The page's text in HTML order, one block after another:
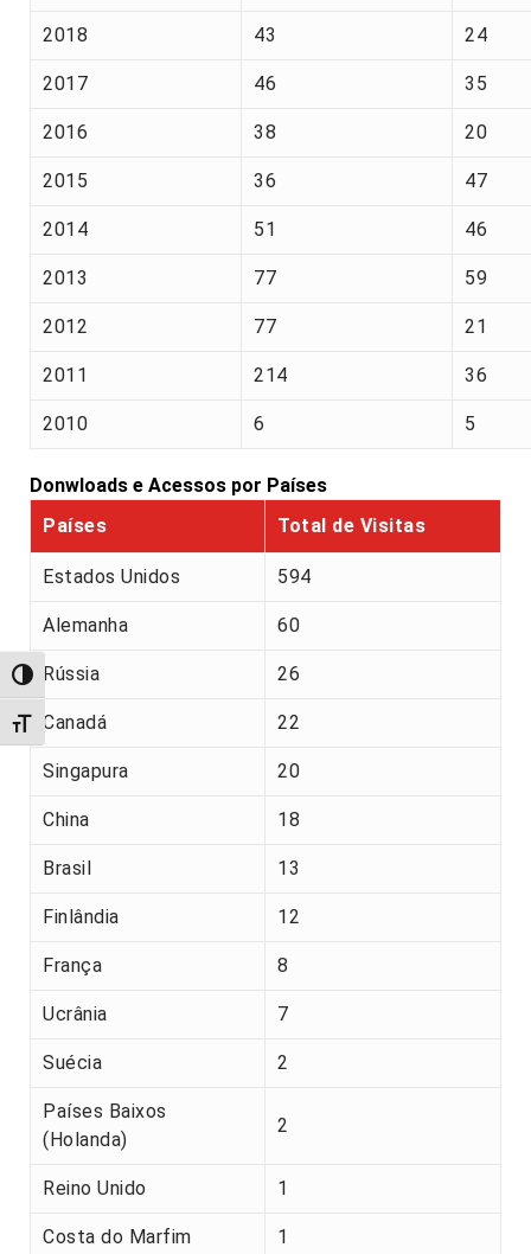
Alternar alto contraste
Alternar tamanho da fonte
2018 43 24
2017 46 35
2016 38 20
2015 36 47
2014 51 46
2013 77 59
2012 77 21
2011 214 36
2010 6 5
Donwloads e Acessos por Países
Países
Total de Visitas
Estados Unidos 594
Alemanha 60
Rússia 26
Canadá 22
Singapura 20
China 18
Brasil 13
Finlândia 12
França 8
Ucrânia 7
Suécia 2
Países Baixos
(Holanda)
2
Reino Unido 1
Costa do Marfim 1